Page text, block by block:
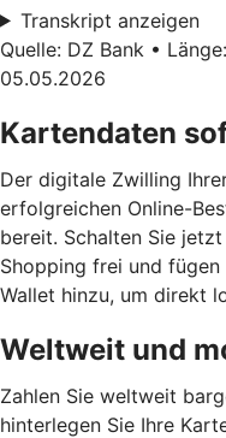
Transkript anzeigen
Quelle: DZ Bank •
05.05.2026
Kartendaten
Der digitale Zwilling
erfolgreichen Online-
bereit. Schalten Sie
Shopping frei und
Wallet hinzu, um direkt
Weltweit und
Zahlen Sie weltweit
hinterlegen Sie Ihre